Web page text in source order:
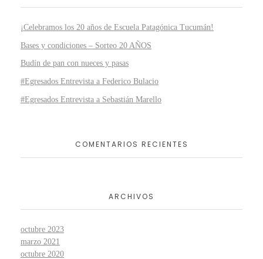
¡Celebramos los 20 años de Escuela Patagónica Tucumán!
Bases y condiciones – Sorteo 20 AÑOS
Budín de pan con nueces y pasas
#Egresados Entrevista a Federico Bulacio
#Egresados Entrevista a Sebastián Marello
COMENTARIOS RECIENTES
ARCHIVOS
octubre 2023
marzo 2021
octubre 2020